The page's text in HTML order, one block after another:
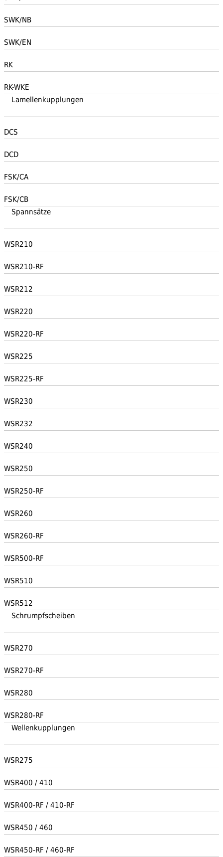
SWK/NB
SWK/EN
RK
RK-WKE
Lamellenkupplungen
DCS
DCD
FSK/CA
FSK/CB
Spannsätze
WSR210
WSR210-RF
WSR212
WSR220
WSR220-RF
WSR225
WSR225-RF
WSR230
WSR232
WSR240
WSR250
WSR250-RF
WSR260
WSR260-RF
WSR500-RF
WSR510
WSR512
Schrumpfscheiben
WSR270
WSR270-RF
WSR280
WSR280-RF
Wellenkupplungen
WSR275
WSR400 / 410
WSR400-RF / 410-RF
WSR450 / 460
WSR450-RF / 460-RF